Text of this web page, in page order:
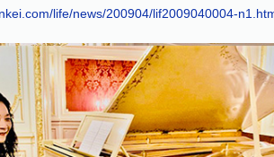
life/news/200904/lif2009040004-